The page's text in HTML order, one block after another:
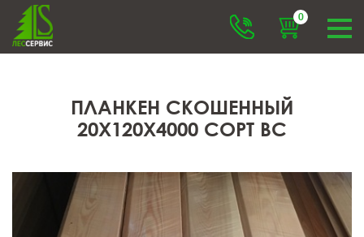
0
ПЛАНКЕН СКОШЕННЫЙ
20X120X4000 СОРТ ВС